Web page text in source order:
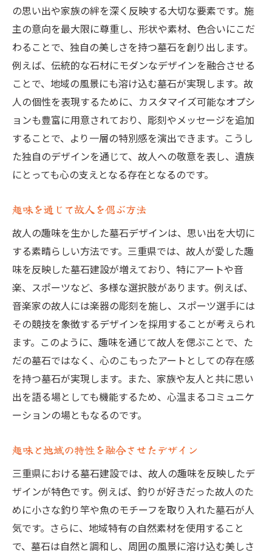
の思い出や家族の絆を深く反映する大切な要素です。施
主の意向を最大限に尊重し、形状や素材、色合いにこだ
わることで、独自の美しさを持つ墓石を創り出します。
例えば、伝統的な石材にモダンなデザインを融合させる
ことで、地域の風景にも溶け込む墓石が実現します。故
人の個性を表現するために、カスタマイズ可能なオプシ
ョンも豊富に用意されており、彫刻やメッセージを追加
することで、より一層の特別感を演出できます。こうし
た独自のデザインを通じて、故人への敬意を表し、遺族
にとっても心の支えとなる存在となるのです。
趣味を通じて故人を偲ぶ方法
故人の趣味を生かした墓石デザインは、思い出を大切に
する素晴らしい方法です。三重県では、故人が愛した趣
味を反映した墓石建設が増えており、特にアートや音
楽、スポーツなど、多様な選択肢があります。例えば、
音楽家の故人には楽器の彫刻を施し、スポーツ選手には
その競技を象徴するデザインを採用することが考えられ
ます。このように、趣味を通じて故人を偲ぶことで、た
だの墓石ではなく、心のこもったアートとしての存在感
を持つ墓石が実現します。また、家族や友人と共に思い
出を語る場としても機能するため、心温まるコミュニケ
ーションの場ともなるのです。
趣味と地域の特性を融合させたデザイン
三重県における墓石建設では、故人の趣味を反映したデ
ザインが特色です。例えば、釣りが好きだった故人のた
めに小さな釣り竿や魚のモチーフを取り入れた墓石が人
気です。さらに、地域特有の自然素材を使用すること
で、墓石は自然と調和し、周囲の風景に溶け込む美しさ